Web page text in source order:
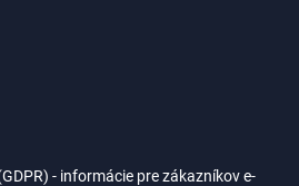
- informácie pre zákazníkov e-